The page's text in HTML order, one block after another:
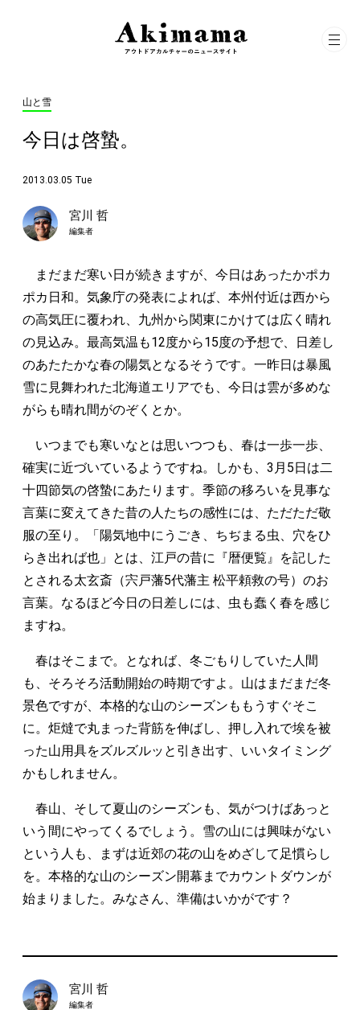
山と雪
今日は啓蟄。
2013.03.05 Tue
宮川 哲
編集者
まだまだ寒い日が続きますが、今日はあったかポカ
ポカ日和。気象庁の発表によれば、本州付近は西から
の高気圧に覆われ、九州から関東にかけては広く晴れ
の見込み。最高気温も12度から15度の予想で、日差し
のあたたかな春の陽気となるそうです。一昨日は暴風
雪に見舞われた北海道エリアでも、今日は雲が多めな
がらも晴れ間がのぞくとか。
いつまでも寒いなとは思いつつも、春は一歩一歩、
確実に近づいているようですね。しかも、3月5日は二
十四節気の啓蟄にあたります。季節の移ろいを見事な
言葉に変えてきた昔の人たちの感性には、ただただ敬
服の至り。「陽気地中にうごき、ちぢまる虫、穴をひ
らき出れば也」とは、江戸の昔に『暦便覧』を記した
とされる太玄斎（宍戸藩5代藩主 松平頼救の号）のお
言葉。なるほど今日の日差しには、虫も蠢く春を感じ
ますね。
春はそこまで。となれば、冬ごもりしていた人間
も、そろそろ活動開始の時期ですよ。山はまだまだ冬
景色ですが、本格的な山のシーズンももうすぐそこ
に。炬燵で丸まった背筋を伸ばし、押し入れで埃を被
った山用具をズルズルッと引き出す、いいタイミング
かもしれません。
春山、そして夏山のシーズンも、気がつけばあっと
いう間にやってくるでしょう。雪の山には興味がない
という人も、まずは近郊の花の山をめざして足慣らし
を。本格的な山のシーズン開幕までカウントダウンが
始まりました。みなさん、準備はいかがです？
宮川 哲
編集者